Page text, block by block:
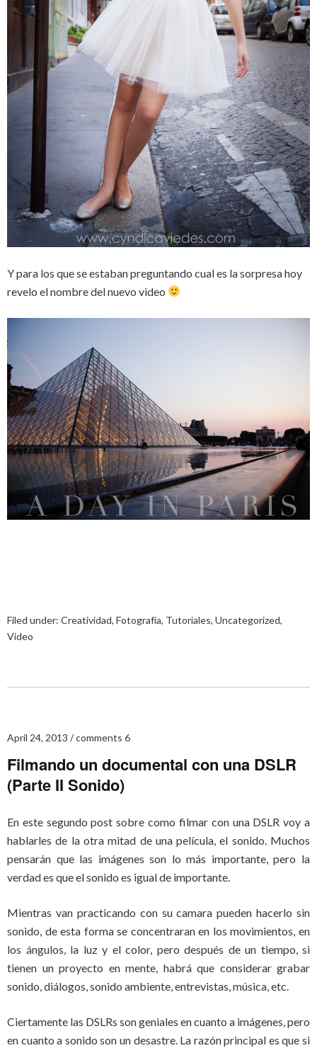
Y para los que se estaban preguntando cual es la sorpresa hoy
revelo el nombre del nuevo video
Filed under: Creatividad, Fotografía, Tutoriales, Uncategorized,
Video
April 24, 2013 comments 6
Filmando un documental con una DSLR
(Parte II Sonido)
En este segundo post sobre como filmar con una DSLR voy a
hablarles de la otra mitad de una película, el sonido. Muchos
pensarán que las imágenes son lo más importante, pero la
verdad es que el sonido es igual de importante.
Mientras van practicando con su camara pueden hacerlo sin
sonido, de esta forma se concentraran en los movimientos, en
los ángulos, la luz y el color, pero después de un tiempo, si
tienen un proyecto en mente, habrá que considerar grabar
sonido, diálogos, sonido ambiente, entrevistas, música, etc.
Ciertamente las DSLRs son geniales en cuanto a imágenes, pero
en cuanto a sonido son un desastre. La razón principal es que si